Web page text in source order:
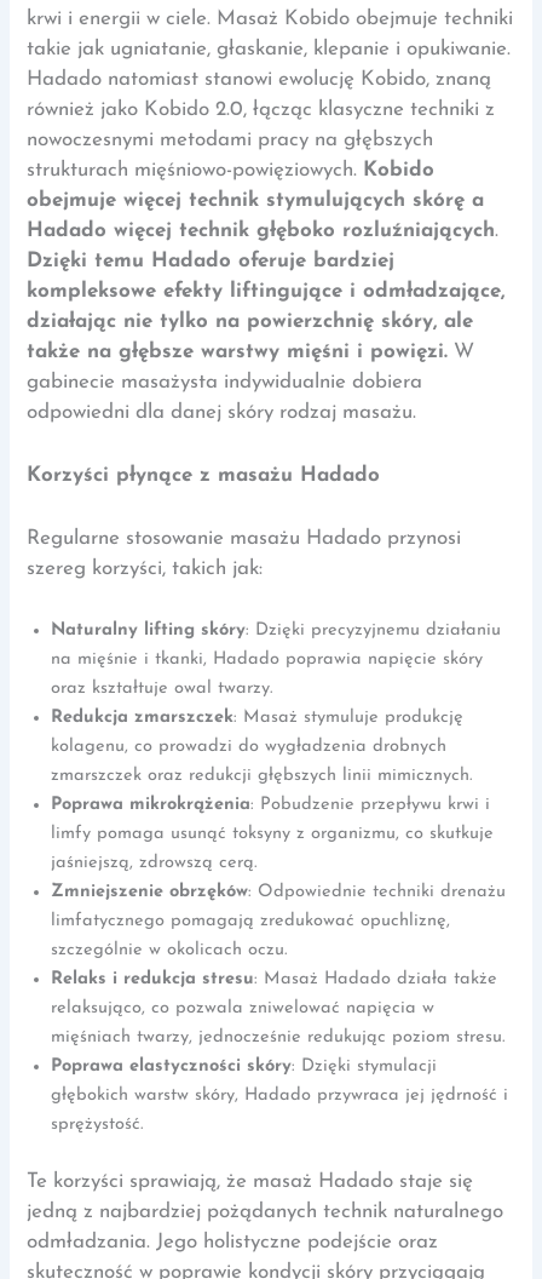
krwi i energii w ciele. Masaż Kobido obejmuje techniki
takie jak ugniatanie, głaskanie, klepanie i opukiwanie.
Hadado natomiast stanowi ewolucję Kobido, znaną
również jako Kobido 2.0, łącząc klasyczne techniki z
nowoczesnymi metodami pracy na głębszych
strukturach mięśniowo-powięziowych. Kobido
obejmuje więcej technik stymulujących skórę a
Hadado więcej technik głęboko rozluźniających.
Dzięki temu Hadado oferuje bardziej
kompleksowe efekty liftingujące i odmładzające,
działając nie tylko na powierzchnię skóry, ale
także na głębsze warstwy mięśni i powięzi. W
gabinecie masażysta indywidualnie dobiera
odpowiedni dla danej skóry rodzaj masażu.
Korzyści płynące z masażu Hadado
Regularne stosowanie masażu Hadado przynosi
szereg korzyści, takich jak:​
Naturalny lifting skóry: Dzięki precyzyjnemu działaniu
na mięśnie i tkanki, Hadado poprawia napięcie skóry
oraz kształtuje owal twarzy.
Redukcja zmarszczek: Masaż stymuluje produkcję
kolagenu, co prowadzi do wygładzenia drobnych
zmarszczek oraz redukcji głębszych linii mimicznych.
Poprawa mikrokrążenia: Pobudzenie przepływu krwi i
limfy pomaga usunąć toksyny z organizmu, co skutkuje
jaśniejszą, zdrowszą cerą.
Zmniejszenie obrzęków: Odpowiednie techniki drenażu
limfatycznego pomagają zredukować opuchliznę,
szczególnie w okolicach oczu.
Relaks i redukcja stresu: Masaż Hadado działa także
relaksująco, co pozwala zniwelować napięcia w
mięśniach twarzy, jednocześnie redukując poziom stresu.
Poprawa elastyczności skóry: Dzięki stymulacji
głębokich warstw skóry, Hadado przywraca jej jędrność i
sprężystość.
Te korzyści sprawiają, że masaż Hadado staje się
jedną z najbardziej pożądanych technik naturalnego
odmładzania. Jego holistyczne podejście oraz
skuteczność w poprawie kondycji skóry przyciągają